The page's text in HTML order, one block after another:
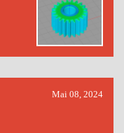
Mai 08, 2024